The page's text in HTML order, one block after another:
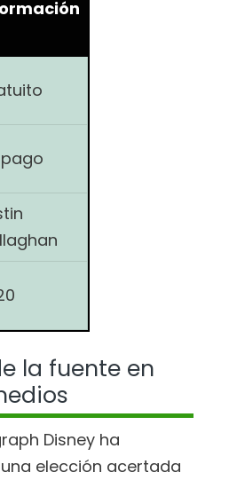
la fuente en
Disney ha
elección acertada